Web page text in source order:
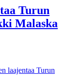
Turun
Malaska
laajentaa Turun